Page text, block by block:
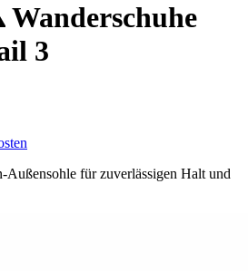
Wanderschuhe
3
für zuverlässigen Halt und